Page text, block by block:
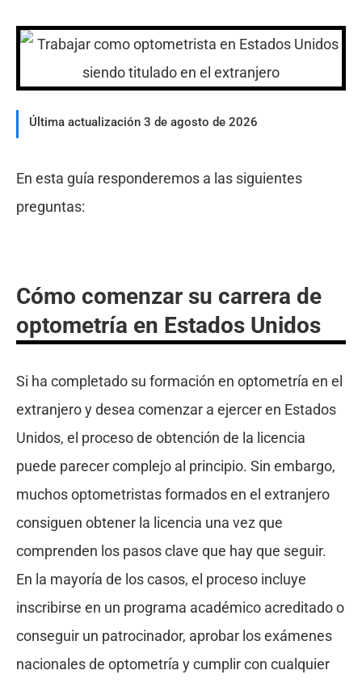
Última actualización 3 de agosto de 2026
En esta guía responderemos a las siguientes
preguntas:
Cómo comenzar su carrera de
optometría en Estados Unidos
Si ha completado su formación en optometría en el
extranjero y desea comenzar a ejercer en Estados
Unidos, el proceso de obtención de la licencia
puede parecer complejo al principio. Sin embargo,
muchos optometristas formados en el extranjero
consiguen obtener la licencia una vez que
comprenden los pasos clave que hay que seguir.
En la mayoría de los casos, el proceso incluye
inscribirse en un programa académico acreditado o
conseguir un patrocinador, aprobar los exámenes
nacionales de optometría y cumplir con cualquier